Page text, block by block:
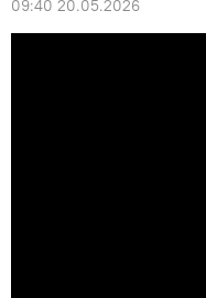
09:40 20.05.2026